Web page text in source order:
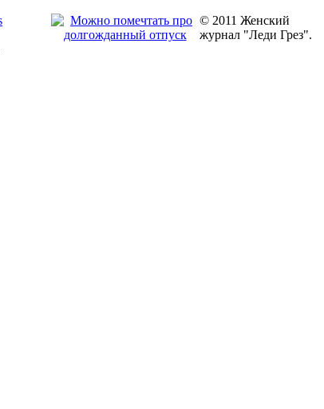
© 2011 Женский
журнал "Леди Грез".